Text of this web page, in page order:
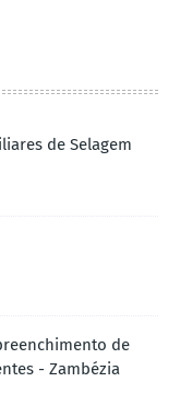
de Selagem
de
- Zambézia